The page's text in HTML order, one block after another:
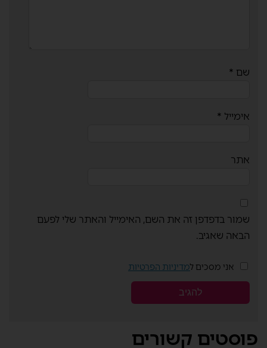
שם *
אימייל *
אתר
שמור בדפדפן זה את השם, האימייל והאתר שלי לפעם
הבאה שאגיב.
אני מסכים למדיניות הפרטיות
פוסטים קשורים